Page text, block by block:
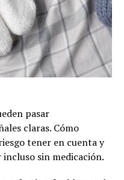
pasar
claras. Cómo
tener en cuenta y
sin medicación.